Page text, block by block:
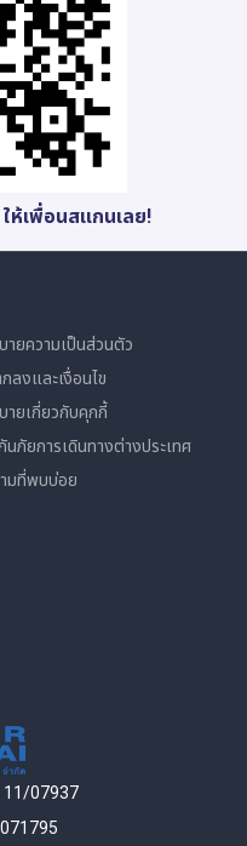
ห้เพื่อนสแกนเลย!
ายความเป็นส่วนตัว
ลงและเงื่อนไข
ายเกี่ยวกับคุกกี้
นภัยการเดินทางต่างประเทศ
มที่พบบ่อย
11/07937